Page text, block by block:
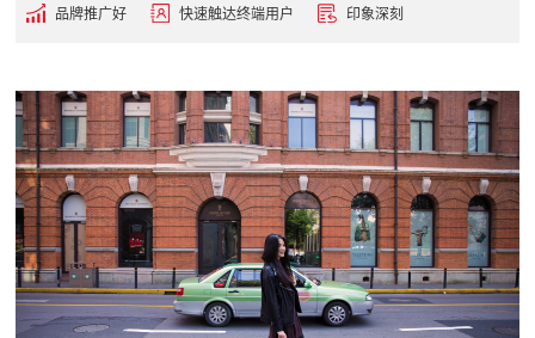
品牌推广好 快速触达终端用户 印象深刻